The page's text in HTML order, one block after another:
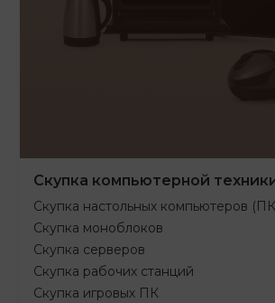
Скупка компьютерной
Скупка настольных компьютеров
Скупка моноблоков
Скупка серверов
Скупка рабочих станций
Скупка игровых ПК